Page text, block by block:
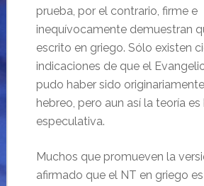
prueba, por el contrario, firme e
inequívocamente demuestran
escrito en griego. Sólo existen
indicaciones de que el
pudo haber sido
hebreo, pero aun así la teoría
especulativa.
Muchos que promueven la
afirmado que el NT en griego